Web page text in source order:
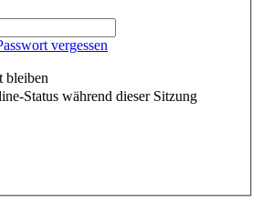
vergessen
bleiben
Status während dieser Sitzung